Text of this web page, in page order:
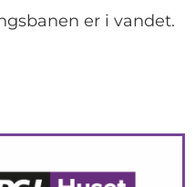
er i vandet.